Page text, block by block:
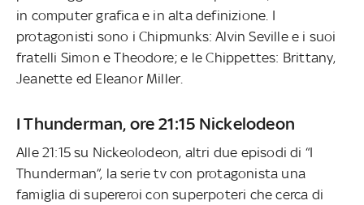
in computer grafica e in alta definizione. I
protagonisti sono i Chipmunks: Alvin Seville e i suoi
fratelli Simon e Theodore; e le Chippettes: Brittany,
Jeanette ed Eleanor Miller.
I Thunderman, ore 21:15 Nickelodeon
Alle 21:15 su Nickeolodeon, altri due episodi di “I
Thunderman”, la serie tv con protagonista una
famiglia di supereroi con superpoteri che cerca di